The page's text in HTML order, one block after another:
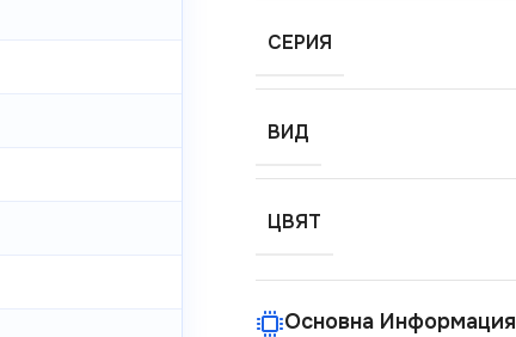
СЕРИЯ
ВИД
ЦВЯТ
Основна Информация